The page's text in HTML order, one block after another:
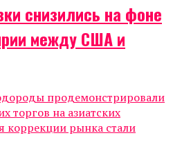
снизились на фоне
между США и
продемонстрировали
торгов на азиатских
коррекции рынка стали